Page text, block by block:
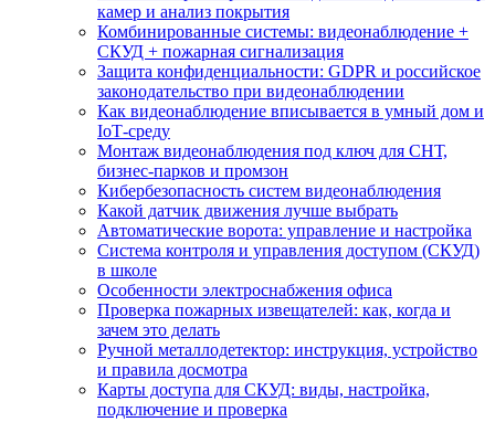
камер и анализ покрытия
Комбинированные системы: видеонаблюдение +
СКУД + пожарная сигнализация
Защита конфиденциальности: GDPR и российское
законодательство при видеонаблюдении
Как видеонаблюдение вписывается в умный дом и
IoT‑среду
Монтаж видеонаблюдения под ключ для СНТ,
бизнес‑парков и промзон
Кибербезопасность систем видеонаблюдения
Какой датчик движения лучше выбрать
Автоматические ворота: управление и настройка
Система контроля и управления доступом (СКУД)
в школе
Особенности электроснабжения офиса
Проверка пожарных извещателей: как, когда и
зачем это делать
Ручной металлодетектор: инструкция, устройство
и правила досмотра
Карты доступа для СКУД: виды, настройка,
подключение и проверка